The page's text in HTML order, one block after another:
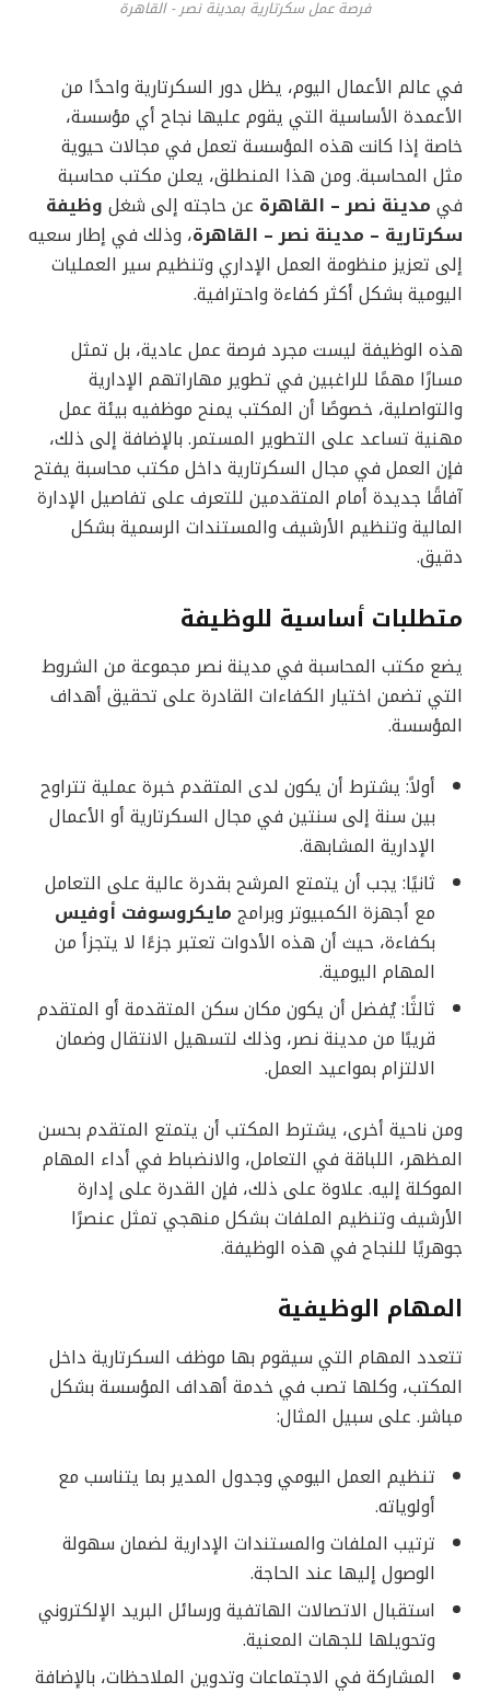
فرصة عمل سكرتارية بمدينة نصر - القاهرة
في عالم الأعمال اليوم، يظل دور السكرتارية واحدًا من
الأعمدة الأساسية التي يقوم عليها نجاح أي مؤسسة،
خاصة إذا كانت هذه المؤسسة تعمل في مجالات حيوية
مثل المحاسبة. ومن هذا المنطلق، يعلن مكتب محاسبة
في مدينة نصر – القاهرة عن حاجته إلى شغل وظيفة
سكرتارية – مدينة نصر – القاهرة، وذلك في إطار سعيه
إلى تعزيز منظومة العمل الإداري وتنظيم سير العمليات
اليومية بشكل أكثر كفاءة واحترافية.
هذه الوظيفة ليست مجرد فرصة عمل عادية، بل تمثل
مسارًا مهمًا للراغبين في تطوير مهاراتهم الإدارية
والتواصلية، خصوصًا أن المكتب يمنح موظفيه بيئة عمل
مهنية تساعد على التطوير المستمر. بالإضافة إلى ذلك،
فإن العمل في مجال السكرتارية داخل مكتب محاسبة يفتح
آفاقًا جديدة أمام المتقدمين للتعرف على تفاصيل الإدارة
المالية وتنظيم الأرشيف والمستندات الرسمية بشكل
دقيق.
متطلبات أساسية للوظيفة
يضع مكتب المحاسبة في مدينة نصر مجموعة من الشروط
التي تضمن اختيار الكفاءات القادرة على تحقيق أهداف
المؤسسة.
أولاً: يشترط أن يكون لدى المتقدم خبرة عملية تتراوح
بين سنة إلى سنتين في مجال السكرتارية أو الأعمال
الإدارية المشابهة.
ثانيًا: يجب أن يتمتع المرشح بقدرة عالية على التعامل
مع أجهزة الكمبيوتر وبرامج مايكروسوفت أوفيس
بكفاءة، حيث أن هذه الأدوات تعتبر جزءًا لا يتجزأ من
المهام اليومية.
ثالثًا: يُفضل أن يكون مكان سكن المتقدمة أو المتقدم
قريبًا من مدينة نصر، وذلك لتسهيل الانتقال وضمان
الالتزام بمواعيد العمل.
ومن ناحية أخرى، يشترط المكتب أن يتمتع المتقدم بحسن
المظهر، اللباقة في التعامل، والانضباط في أداء المهام
الموكلة إليه. علاوة على ذلك، فإن القدرة على إدارة
الأرشيف وتنظيم الملفات بشكل منهجي تمثل عنصرًا
جوهريًا للنجاح في هذه الوظيفة.
المهام الوظيفية
تتعدد المهام التي سيقوم بها موظف السكرتارية داخل
المكتب، وكلها تصب في خدمة أهداف المؤسسة بشكل
مباشر. على سبيل المثال:
تنظيم العمل اليومي وجدول المدير بما يتناسب مع
أولوياته.
ترتيب الملفات والمستندات الإدارية لضمان سهولة
الوصول إليها عند الحاجة.
استقبال الاتصالات الهاتفية ورسائل البريد الإلكتروني
وتحويلها للجهات المعنية.
المشاركة في الاجتماعات وتدوين الملاحظات، بالإضافة